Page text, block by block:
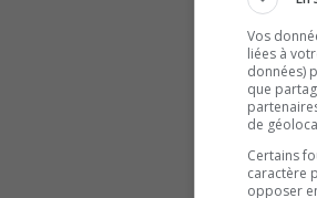
Vos
liées à
données)
que
de
Certains
caractère
opposer